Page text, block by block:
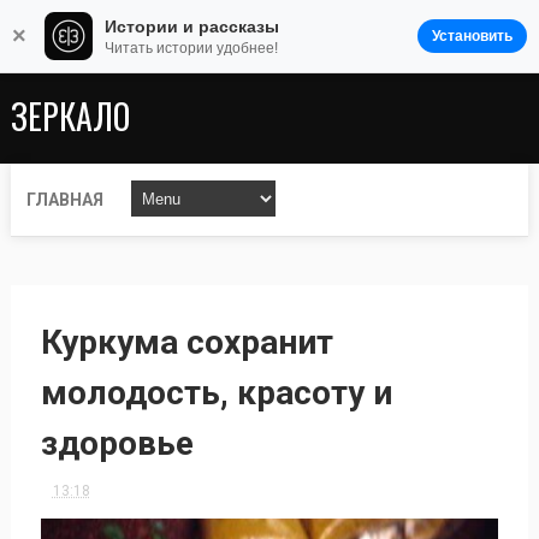
ЗЕРКАЛО
ГЛАВНАЯ
Куркума сохранит
молодость, красоту и
здоровье
13:18
× Истории и рассказы
Читать истории удобнее!
Установить